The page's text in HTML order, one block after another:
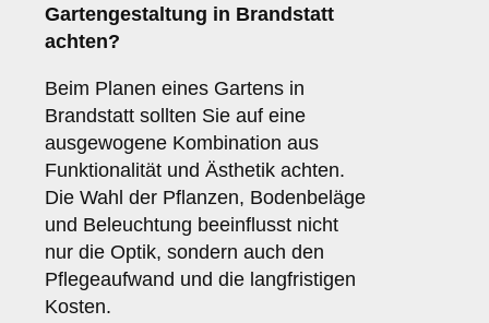
Gartengestaltung in Brandstatt
achten?
Beim Planen eines Gartens in
Brandstatt sollten Sie auf eine
ausgewogene Kombination aus
Funktionalität und Ästhetik achten.
Die Wahl der Pflanzen, Bodenbeläge
und Beleuchtung beeinflusst nicht
nur die Optik, sondern auch den
Pflegeaufwand und die langfristigen
Kosten.